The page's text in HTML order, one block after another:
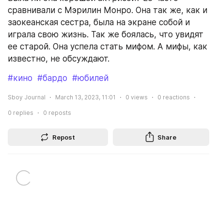
сравнивали с Мэрилин Монро. Она так же, как и
заокеанская сестра, была на экране собой и
играла свою жизнь. Так же боялась, что увидят
ее старой. Она успела стать мифом. А мифы, как
известно, не обсуждают.
#кино #бардо #юбилей
Sboy Journal March 13, 2023, 11:01 0 views 0 reactions
0 replies 0 reposts
Repost Share